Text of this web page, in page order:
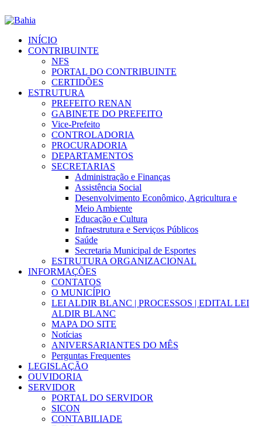
INÍCIO
CONTRIBUINTE
NFS
PORTAL DO CONTRIBUINTE
CERTIDÕES
ESTRUTURA
PREFEITO RENAN
GABINETE DO PREFEITO
Vice-Prefeito
CONTROLADORIA
PROCURADORIA
DEPARTAMENTOS
SECRETARIAS
Administração e Finanças
Assistência Social
Desenvolvimento Econômico, Agricultura e
Meio Ambiente
Educação e Cultura
Infraestrutura e Serviços Públicos
Saúde
Secretaria Municipal de Esportes
ESTRUTURA ORGANIZACIONAL
INFORMAÇÕES
CONTATOS
O MUNICÍPIO
LEI ALDIR BLANC | PROCESSOS | EDITAL LEI
ALDIR BLANC
MAPA DO SITE
Notícias
ANIVERSARIANTES DO MÊS
Perguntas Frequentes
LEGISLAÇÃO
OUVIDORIA
SERVIDOR
PORTAL DO SERVIDOR
SICON
CONTABILIADE